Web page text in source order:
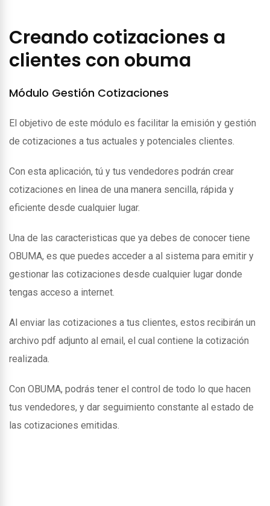
Creando cotizaciones a
clientes con obuma
Módulo Gestión Cotizaciones
El objetivo de este módulo es facilitar la emisión y gestión
de cotizaciones a tus actuales y potenciales clientes.
Con esta aplicación, tú y tus vendedores podrán crear
cotizaciones en linea de una manera sencilla, rápida y
eficiente desde cualquier lugar.
Una de las caracteristicas que ya debes de conocer tiene
OBUMA, es que puedes acceder a al sistema para emitir y
gestionar las cotizaciones desde cualquier lugar donde
tengas acceso a internet.
Al enviar las cotizaciones a tus clientes, estos recibirán un
archivo pdf adjunto al email, el cual contiene la cotización
realizada.
Con OBUMA, podrás tener el control de todo lo que hacen
tus vendedores, y dar seguimiento constante al estado de
las cotizaciones emitidas.